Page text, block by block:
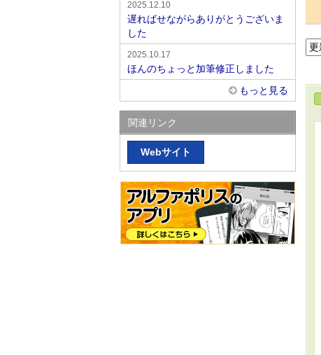
2025.12.10
遅ればせながらありがとうございま
した
2025.10.17
ほんのちょっと加筆修正しました
もっと見る
関連リンク
Webサイト